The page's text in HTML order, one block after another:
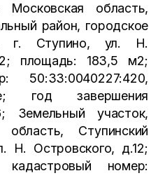
область,
район, городское
г. Ступино, ул. Н.
площадь: 183,5 м2;
50:33:0040227:420,
год завершения
Земельный участок,
Ступинский
Н. Островского, д.12;
номер: